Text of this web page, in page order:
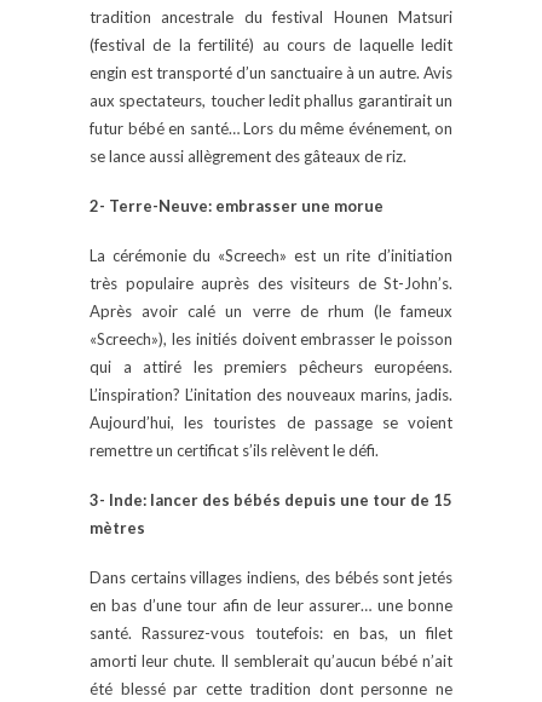
tradition ancestrale du festival Hounen Matsuri
(festival de la fertilité) au cours de laquelle ledit
engin est transporté d’un sanctuaire à un autre. Avis
aux spectateurs, toucher ledit phallus garantirait un
futur bébé en santé… Lors du même événement, on
se lance aussi allègrement des gâteaux de riz.
2- Terre-Neuve: embrasser une morue
La cérémonie du «Screech» est un rite d’initiation
très populaire auprès des visiteurs de St-John’s.
Après avoir calé un verre de rhum (le fameux
«Screech»), les initiés doivent embrasser le poisson
qui a attiré les premiers pêcheurs européens.
L’inspiration? L’initation des nouveaux marins, jadis.
Aujourd’hui, les touristes de passage se voient
remettre un certificat s’ils relèvent le défi.
3- Inde: lancer des bébés depuis une tour de 15
mètres
Dans certains villages indiens, des bébés sont jetés
en bas d’une tour afin de leur assurer… une bonne
santé. Rassurez-vous toutefois: en bas, un filet
amorti leur chute. Il semblerait qu’aucun bébé n’ait
été blessé par cette tradition dont personne ne